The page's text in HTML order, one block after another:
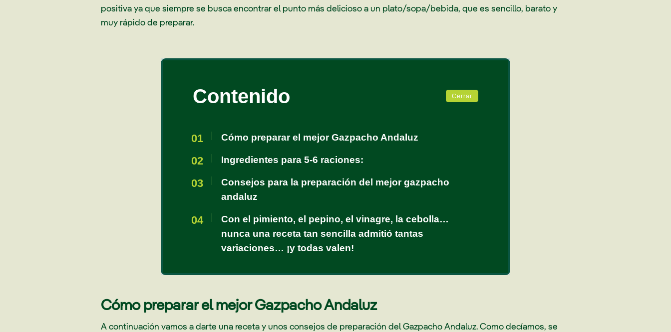
positiva ya que siempre se busca encontrar el punto más delicioso a un plato/sopa/bebida, que es sencillo, barato y
muy rápido de preparar.
Cerrar
Contenido
Cómo preparar el mejor Gazpacho Andaluz
Ingredientes para 5-6 raciones:
Consejos para la preparación del mejor gazpacho
andaluz
Con el pimiento, el pepino, el vinagre, la cebolla…
nunca una receta tan sencilla admitió tantas
variaciones… ¡y todas valen!
Cómo preparar el mejor Gazpacho Andaluz
A continuación vamos a darte una receta y unos consejos de preparación del Gazpacho Andaluz. Como decíamos, se